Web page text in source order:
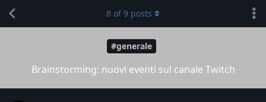
#generale
Brainstorming: nuovi eventi sul canale Twitch
8 of9 posts